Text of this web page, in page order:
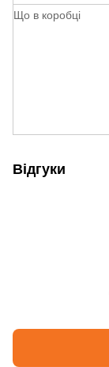
Що в коробці
Відгуки